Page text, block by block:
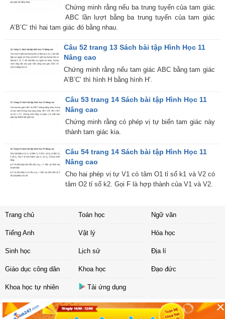
Chứng minh rằng nếu ba trung tuyến của tam giác
ABC lần lượt bằng ba trung tuyến của tam giác
A’B’C’ thì hai tam giác đó bằng nhau.
Câu 52 trang 13 Sách bài tập Hình Học 11
Nâng cao
Chứng minh rằng nếu tam giác ABC bằng tam giác
A’B’C’ thì hình H bằng hình H’.
Câu 53 trang 14 Sách bài tập Hình Học 11
Nâng cao
Chứng minh rằng có phép vị tự biến tam giác này
thành tam giác kia.
Câu 54 trang 14 Sách bài tập Hình Học 11
Nâng cao
Cho hai phép vị tự V1 có tâm O1 tỉ số k1 và V2 có
tâm O2 tỉ số k2. Gọi F là hợp thành của V1 và V2.
Trang chủ Toán học Ngữ văn
Tiếng Anh Vật lý Hóa học
Sinh học Lịch sử Địa lí
Giáo dục công dân Khoa học Đạo đức
Khoa học tự nhiên Tải ứng dụng
Liên hệ|Chính sách